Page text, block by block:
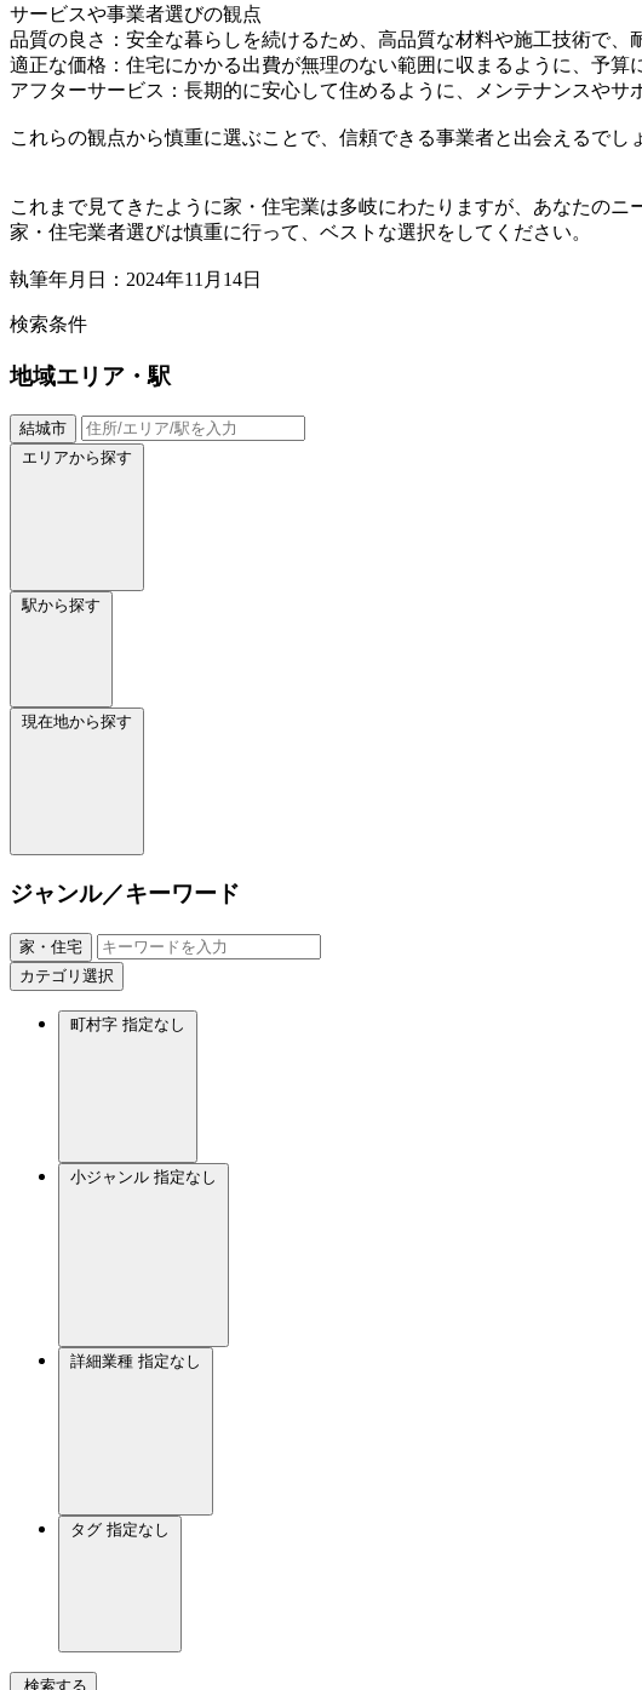
サービスや事業者選びの観点
品質の良さ：安全な暮らしを続けるため、高品質な材料や施工技術で、
適正な価格：住宅にかかる出費が無理のない範囲に収まるように、予算
アフターサービス：長期的に安心して住めるように、メンテナンスやサ
これらの観点から慎重に選ぶことで、信頼できる事業者と出会えるでし
これまで見てきたように家・住宅業は多岐にわたりますが、あなたのニ
家・住宅業者選びは慎重に行って、ベストな選択をしてください。
執筆年月日：2024年11月14日
検索条件
地域エリア・駅
結城市
エリアから探す
駅から探す
現在地から探す
ジャンル／キーワード
家・住宅
カテゴリ選択
町村字 指定なし
小ジャンル 指定なし
詳細業種 指定なし
タグ 指定なし
検索する